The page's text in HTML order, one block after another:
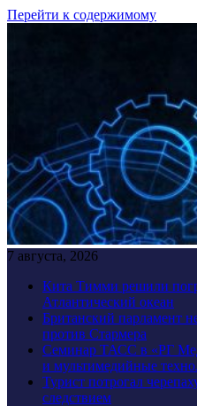
Перейти к содержимому
7 августа, 2026
Кита Тимми решили
Атлантический океан
Британский парламент
против Стармера
Семинар ТАСС в «РГ
и мультимедийные
Турист потрогал
следствием